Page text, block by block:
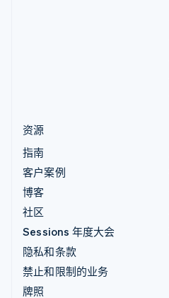
资源
指南
客户案例
博客
社区
Sessions 年度大会
隐私和条款
禁止和限制的业务
牌照